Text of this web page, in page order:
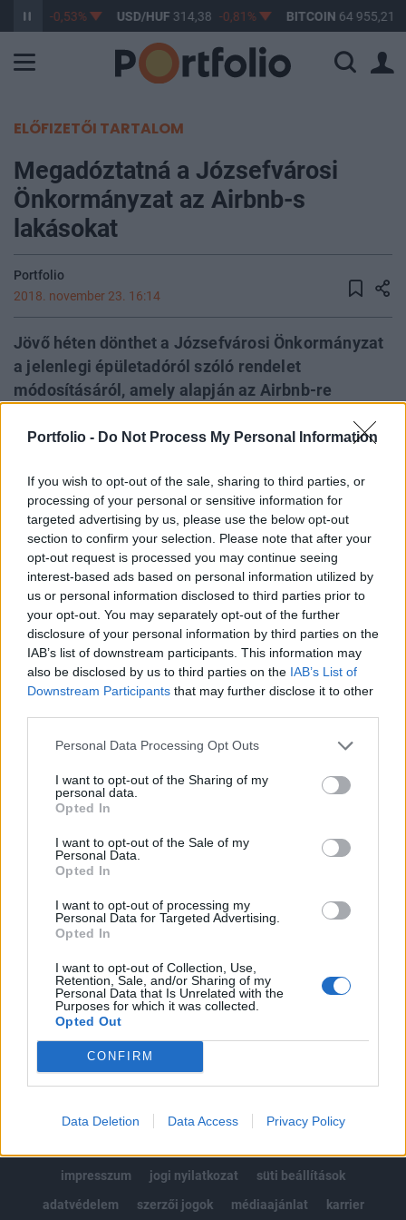
Portfolio - Do Not Process My Personal Information
If you wish to opt-out of the sale, sharing to third parties, or
processing of your personal or sensitive information for
targeted advertising by us, please use the below opt-out
section to confirm your selection. Please note that after your
opt-out request is processed you may continue seeing
interest-based ads based on personal information utilized by
us or personal information disclosed to third parties prior to
your opt-out. You may separately opt-out of the further
disclosure of your personal information by third parties on the
IAB’s list of downstream participants. This information may
also be disclosed by us to third parties on the IAB’s List of
Downstream Participants that may further disclose it to other
Personal Data Processing Opt Outs
I want to opt-out of the Sharing of my
personal data.
Opted In
I want to opt-out of the Sale of my
Personal Data.
Opted In
I want to opt-out of processing my
Personal Data for Targeted Advertising.
Opted In
I want to opt-out of Collection, Use,
Retention, Sale, and/or Sharing of my
Personal Data that Is Unrelated with the
Purposes for which it was collected.
Opted Out
CONFIRM
Data Deletion Data Access Privacy Policy
363,47 -0,53% USD/HUF 314,38 -0,81% BITCOIN 64 955,21
ELŐFIZETŐI TARTALOM
Megadóztatná a Józsefvárosi
Önkormányzat az Airbnb-s
lakásokat
Portfolio
2018. november 23. 16:14
Jövő héten dönthet a Józsefvárosi Önkormányzat
a jelenlegi épületadóról szóló rendelet
módosításáról, amely alapján az Airbnb-re
távra kiadott lakások tulajdonosainak
az előterjesztési dokumentumból.
November 29-én kerül sor a Józsefvárosi Önkormányzat
képviselő-testületi ülésére, ahol a képviselők elé kerül a
hatályos építményadó rendelet módosítására vonatkozó
tervezet. A dokumentumban többek között szerepel:Az
egyéb szálláshely-szolgáltatás nyújtása elsősorban a
társasházi lakások rövid távú hasznosítása, jellemzően az
AIRBNB, és az egyéb szállásmegosztó...
KEDVES OLVASÓNK!
A keresett cikk a portfolio.hu hírarchívumához
regisztrációhoz kötött.
Portfolio.hu teljes cikkarchívum
Kötéslisták: BÉT elmúlt 2 év napon belüli
MÁR ELŐFIZETŐNK VAGY?BEJELENTKEZÉS
impresszum
jogi nyilatkozat
süti beállítások
adatvédelem
szerzői jogok médiaajánlat karrier